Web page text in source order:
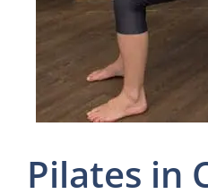
Pilates in